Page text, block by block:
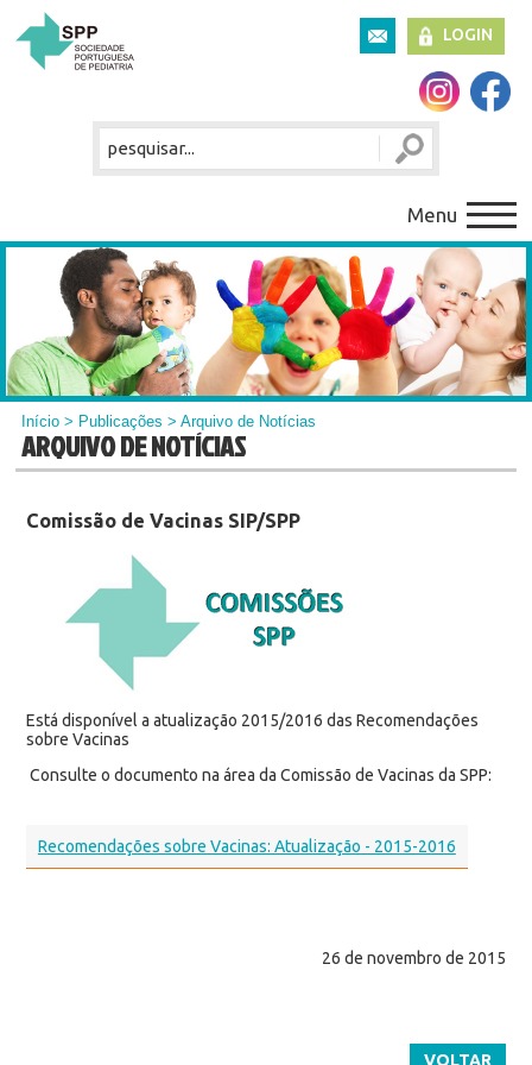
LOGIN
Menu
Início > Publicações > Arquivo de Notícias
ARQUIVO DE NOTÍCIAS
Comissão de Vacinas SIP/SPP
Está disponível a atualização 2015/2016 das Recomendações
sobre Vacinas
Consulte o documento na área da Comissão de Vacinas da SPP:
Recomendações sobre Vacinas: Atualização - 2015-2016
26 de novembro de 2015
VOLTAR